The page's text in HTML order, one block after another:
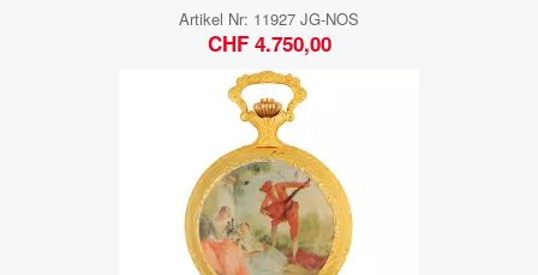
Artikel Nr: 11927 JG-NOS
CHF 4.750,00